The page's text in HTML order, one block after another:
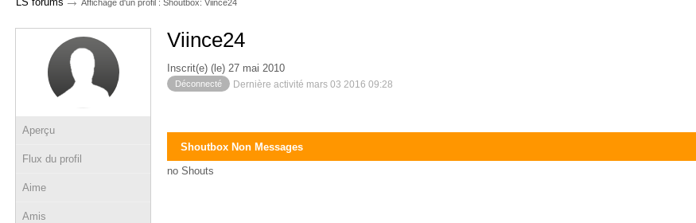
Affichage d'un profil : Shoutbox: Viince24
Aperçu
Flux du profil
Aime
Amis
Viince24
Inscrit(e) (le) 27 mai 2010
Déconnecté Dernière activité mars 03 2016 09:28
Shoutbox Non Messages
no Shouts